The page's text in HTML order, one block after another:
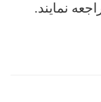
نمایند.